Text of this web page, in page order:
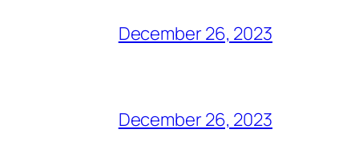
December 26, 2023
December 26, 2023